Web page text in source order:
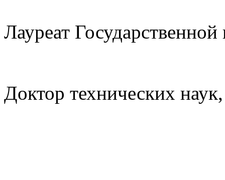
Лауреат
Доктор технических